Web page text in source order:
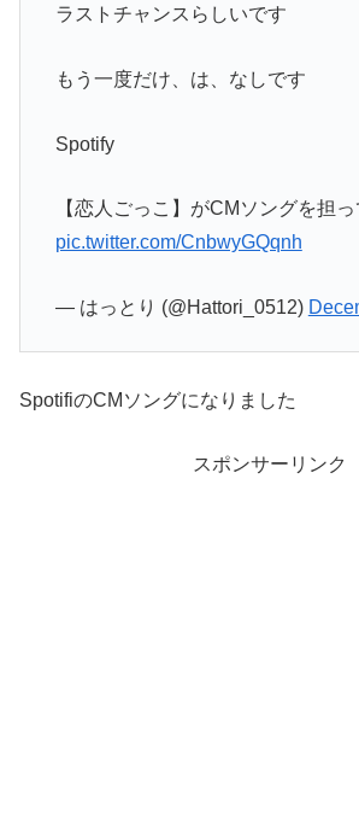
ラストチャンスらしいです
もう一度だけ、は、なしです
Spotify
【恋人ごっこ】がCMソングを担っ
pic.twitter.com/CnbwyGQqnh
— はっとり (@Hattori_0512)
SpotifiのCMソングになりました
スポンサーリンク